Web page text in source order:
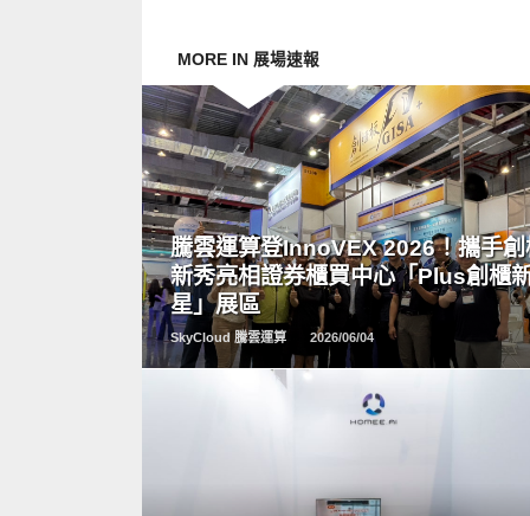
MORE IN 展場速報
騰雲運算登InnoVEX 2026！攜手創
新秀亮相證券櫃買中心「Plus創櫃
星」展區
SkyCloud 騰雲運算 2026/06/04
READ
MORE
MORE